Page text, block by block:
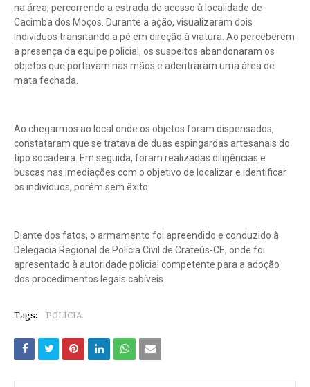
na área, percorrendo a estrada de acesso à localidade de
Cacimba dos Moços. Durante a ação, visualizaram dois
indivíduos transitando a pé em direção à viatura. Ao perceberem
a presença da equipe policial, os suspeitos abandonaram os
objetos que portavam nas mãos e adentraram uma área de
mata fechada.
Ao chegarmos ao local onde os objetos foram dispensados,
constataram que se tratava de duas espingardas artesanais do
tipo socadeira. Em seguida, foram realizadas diligências e
buscas nas imediações com o objetivo de localizar e identificar
os indivíduos, porém sem êxito.
Diante dos fatos, o armamento foi apreendido e conduzido à
Delegacia Regional de Polícia Civil de Crateús-CE, onde foi
apresentado à autoridade policial competente para a adoção
dos procedimentos legais cabíveis.
Tags: POLÍCIA.